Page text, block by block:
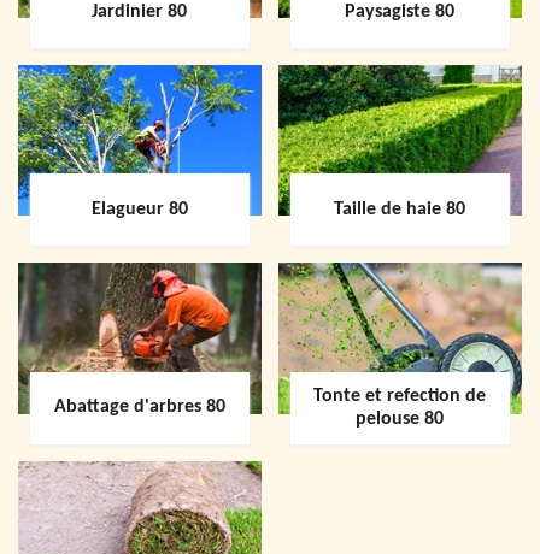
Jardinier 80 Paysagiste 80
Elagueur 80 Taille de haie 80
Abattage d'arbres 80
Tonte et refection de
pelouse 80